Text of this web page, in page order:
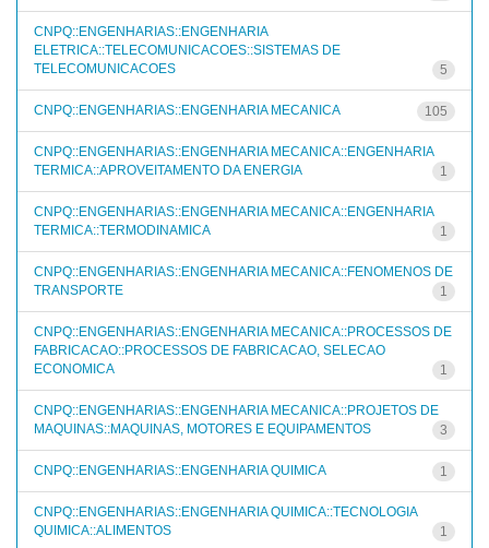
CNPQ::ENGENHARIAS::ENGENHARIA
ELETRICA::TELECOMUNICACOES::SISTEMAS DE
TELECOMUNICACOES
5
CNPQ::ENGENHARIAS::ENGENHARIA MECANICA 105
CNPQ::ENGENHARIAS::ENGENHARIA MECANICA::ENGENHARIA
TERMICA::APROVEITAMENTO DA ENERGIA
1
CNPQ::ENGENHARIAS::ENGENHARIA MECANICA::ENGENHARIA
TERMICA::TERMODINAMICA
1
CNPQ::ENGENHARIAS::ENGENHARIA MECANICA::FENOMENOS DE
TRANSPORTE
1
CNPQ::ENGENHARIAS::ENGENHARIA MECANICA::PROCESSOS DE
FABRICACAO::PROCESSOS DE FABRICACAO, SELECAO
ECONOMICA
1
CNPQ::ENGENHARIAS::ENGENHARIA MECANICA::PROJETOS DE
MAQUINAS::MAQUINAS, MOTORES E EQUIPAMENTOS
3
CNPQ::ENGENHARIAS::ENGENHARIA QUIMICA 1
CNPQ::ENGENHARIAS::ENGENHARIA QUIMICA::TECNOLOGIA
QUIMICA::ALIMENTOS
1